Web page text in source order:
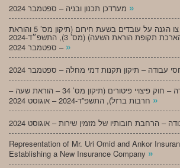
»
מעו”דכן יחסי עבודה – צו הגנה על עובדים בשעת חירום (תיקון מס’ 5 והוראת
שעה – חרבות ברזל) (הארכת תקופת הוראת השעה) (מס’ 3), התשפ״ד-2024
– ספטמבר 2024 »
מעו”דכן יחסי עבודה – חוק פיצויי פיטורים (תיקון מס’ 34 – הוראת שעה –
»
Representation of Mr. Uri Omid and Ankor
Establishing a New Insurance Company »